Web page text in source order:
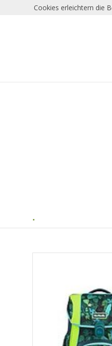
Cookies erleichtern die